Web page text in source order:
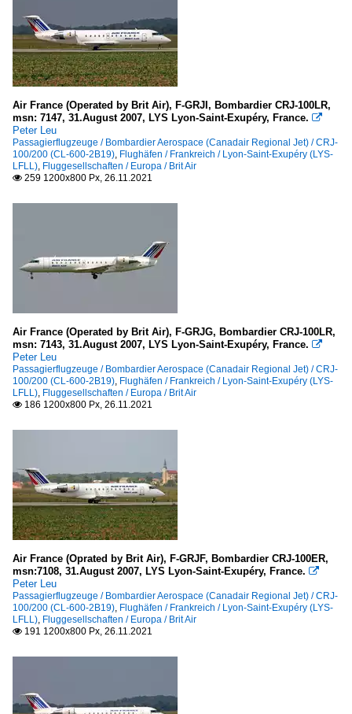
Air France (Operated by Brit Air), F-GRJI, Bombardier CRJ-100LR,
msn: 7147, 31.August 2007, LYS Lyon-Saint-Exupéry, France. 
Peter Leu
Passagierflugzeuge / Bombardier Aerospace (Canadair Regional Jet) / CRJ-
100/200 (CL-600-2B19), Flughäfen / Frankreich / Lyon-Saint-Exupéry (LYS-
LFLL), Fluggesellschaften / Europa / Brit Air
 259 1200x800 Px, 26.11.2021
Air France (Operated by Brit Air), F-GRJG, Bombardier CRJ-100LR,
msn: 7143, 31.August 2007, LYS Lyon-Saint-Exupéry, France. 
Peter Leu
Passagierflugzeuge / Bombardier Aerospace (Canadair Regional Jet) / CRJ-
100/200 (CL-600-2B19), Flughäfen / Frankreich / Lyon-Saint-Exupéry (LYS-
LFLL), Fluggesellschaften / Europa / Brit Air
 186 1200x800 Px, 26.11.2021
Air France (Oprated by Brit Air), F-GRJF, Bombardier CRJ-100ER,
msn:7108, 31.August 2007, LYS Lyon-Saint-Exupéry, France. 
Peter Leu
Passagierflugzeuge / Bombardier Aerospace (Canadair Regional Jet) / CRJ-
100/200 (CL-600-2B19), Flughäfen / Frankreich / Lyon-Saint-Exupéry (LYS-
LFLL), Fluggesellschaften / Europa / Brit Air
 191 1200x800 Px, 26.11.2021